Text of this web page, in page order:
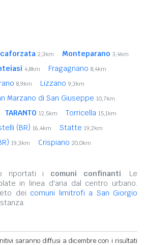
2,3km Monteparano 3,4km
4,8km Fragagnano 8,4km
8,9km Lizzano 9,3km
Marzano di San Giuseppe 10,7km
TARANTO 12,5km Torricella 15,1km
(BR) 16,4km Statte 19,2km
19,3km Crispiano 20,0km
riportati i comuni confinanti. Le
in linea d'aria dal centro urbano.
dei comuni limitrofi a San Giorgio
saranno diffusi a dicembre con i risultati